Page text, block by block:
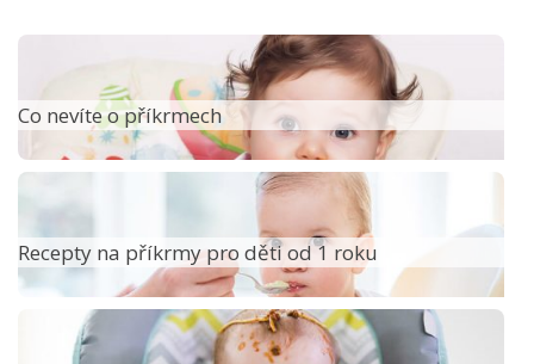
Co nevíte o příkrmech
Recepty na příkrmy pro děti od 1 roku